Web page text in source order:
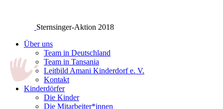
Sternsinger-Aktion 2018
Über uns
Team in Deutschland
Team in Tansania
Leitbild Amani Kinderdorf e. V.
Kontakt
Kinderdörfer
Die Kinder
Die Mitarbeiter*innen